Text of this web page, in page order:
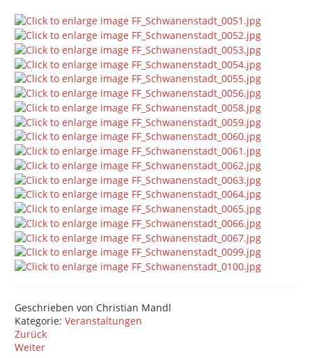
Geschrieben von Christian Mandl
Kategorie:Veranstaltungen
Zurück
Weiter